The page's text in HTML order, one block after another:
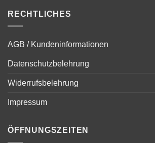
RECHTLICHES
AGB / Kundeninformationen
Datenschutzbelehrung
Widerrufsbelehrung
Impressum
ÖFFNUNGSZEITEN